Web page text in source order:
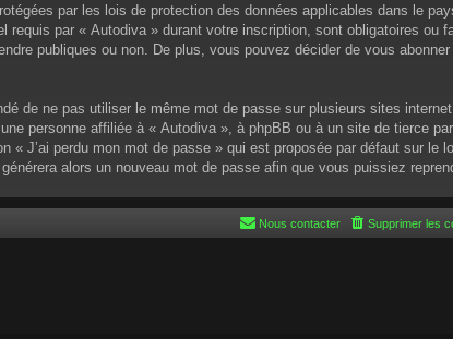
par les lois de protection des données applicables dans le
par « Autodiva » durant votre inscription, sont obligatoires ou
publiques ou non. De plus, vous pouvez décider de vous
de ne pas utiliser le même mot de passe sur plusieurs sites
personne affiliée à « Autodiva », à phpBB ou à un site de tierce
J’ai perdu mon mot de passe » qui est proposée par défaut sur le
alors un nouveau mot de passe afin que vous puissiez
Supprimer les
Nous contacter